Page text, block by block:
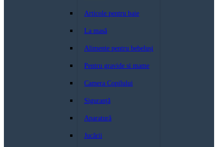
Articole pentru baie
La masă
Alimente pentru bebeluși
Pentru gravide si mame
Camera Copilului
Siguranță
Aparatură
Jucării